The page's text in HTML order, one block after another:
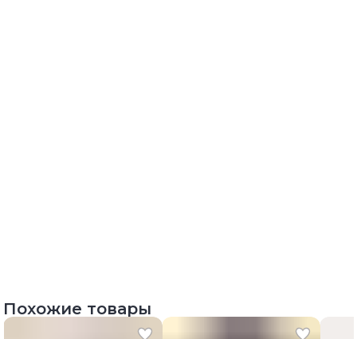
Похожие товары